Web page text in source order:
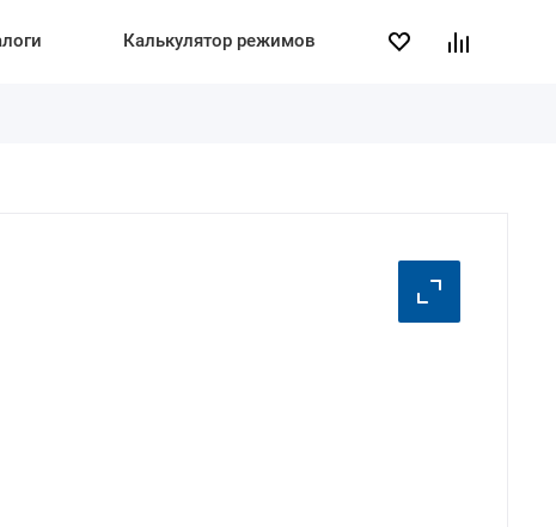
Калькулятор режимов